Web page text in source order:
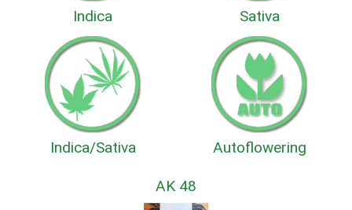
Indica Sativa
Indica/Sativa Autoflowering
AK 48